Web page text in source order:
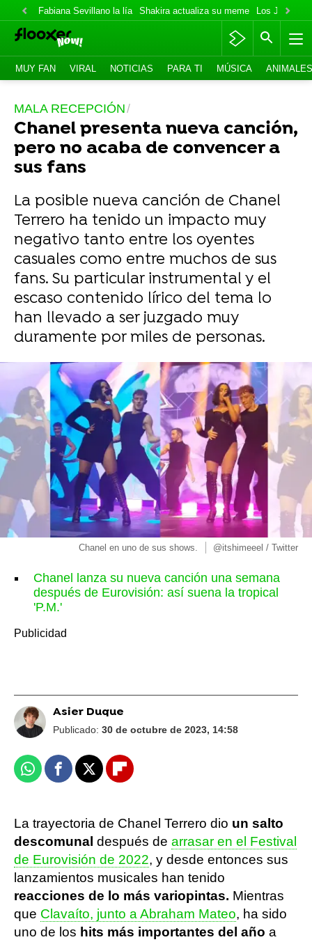
Fabiana Sevillano la lía Shakira actualiza su meme Los Jonas
MUY FAN VIRAL NOTICIAS PARA TI MÚSICA ANIMALES
MALA RECEPCIÓN
Chanel presenta nueva canción,
pero no acaba de convencer a
sus fans
La posible nueva canción de Chanel
Terrero ha tenido un impacto muy
negativo tanto entre los oyentes
casuales como entre muchos de sus
fans. Su particular instrumental y el
escaso contenido lírico del tema lo
han llevado a ser juzgado muy
duramente por miles de personas.
Chanel en uno de sus shows. @itshimeeel / Twitter
Chanel lanza su nueva canción una semana
después de Eurovisión: así suena la tropical
'P.M.'
Asier Duque
Publicado: 30 de octubre de 2023, 14:58
WhatsappFacebook
X Flipboard
La trayectoria de Chanel Terrero dio un salto
descomunal después de arrasar en el Festival
de Eurovisión de 2022, y desde entonces sus
lanzamientos musicales han tenido
reacciones de lo más variopintas. Mientras
que Clavaíto, junto a Abraham Mateo, ha sido
uno de los hits más importantes del año a